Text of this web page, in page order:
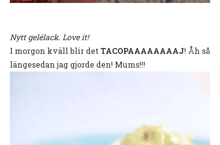
Nytt gelélack. Love it!
I morgon kväll blir det TACOPAAAAAAAAJ! Åh så
längesedan jag gjorde den! Mums!!!